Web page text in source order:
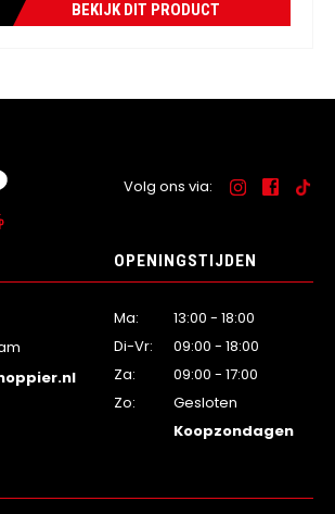
BEKIJK DIT PRODUCT
Volg ons via:
OPENINGSTIJDEN
Ma:
13:00 - 18:00
Di-Vr:
09:00 - 18:00
Za:
09:00 - 17:00
Zo:
Gesloten
Koopzondagen